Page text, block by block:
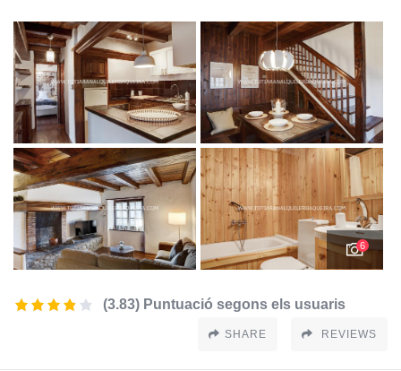
6
(3.83) Puntuació segons els usuaris
SHARE REVIEWS